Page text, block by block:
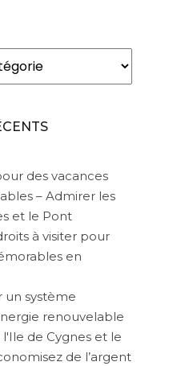
des vacances
– Admirer les
et le Pont
à visiter pour
en
un système
renouvelable
de Cygnes et le
de l’argent